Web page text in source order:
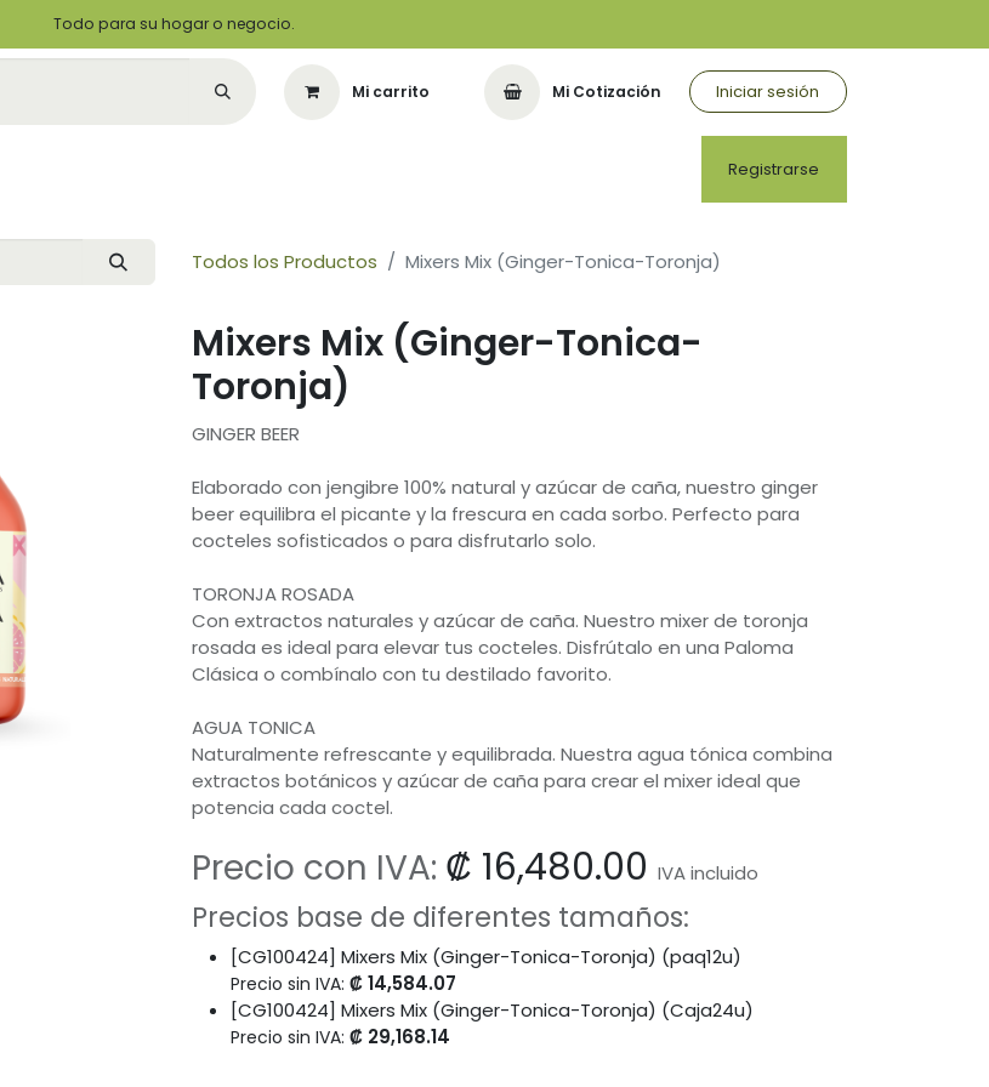
Todo para su hogar o negocio.
Mi carrito Mi Cotización Iniciar sesión
Registrarse
Todos los Productos Mixers Mix (Ginger-Tonica-Toronja)
Mixers Mix (Ginger-Tonica-
Toronja)
GINGER BEER
Elaborado con jengibre 100% natural y azúcar de caña, nuestro ginger
beer equilibra el picante y la frescura en cada sorbo. Perfecto para
cocteles sofisticados o para disfrutarlo solo.
TORONJA ROSADA
Con extractos naturales y azúcar de caña. Nuestro mixer de toronja
rosada es ideal para elevar tus cocteles. Disfrútalo en una Paloma
Clásica o combínalo con tu destilado favorito.
AGUA TONICA
Naturalmente refrescante y equilibrada. Nuestra agua tónica combina
extractos botánicos y azúcar de caña para crear el mixer ideal que
potencia cada coctel.
Precio con IVA: ₡ 16,480.00 IVA incluido
Precios base de diferentes tamaños:
[CG100424] Mixers Mix (Ginger-Tonica-Toronja) (paq12u)
Precio sin IVA: ₡14,584.07
[CG100424] Mixers Mix (Ginger-Tonica-Toronja) (Caja24u)
Precio sin IVA: ₡ 29,168.14